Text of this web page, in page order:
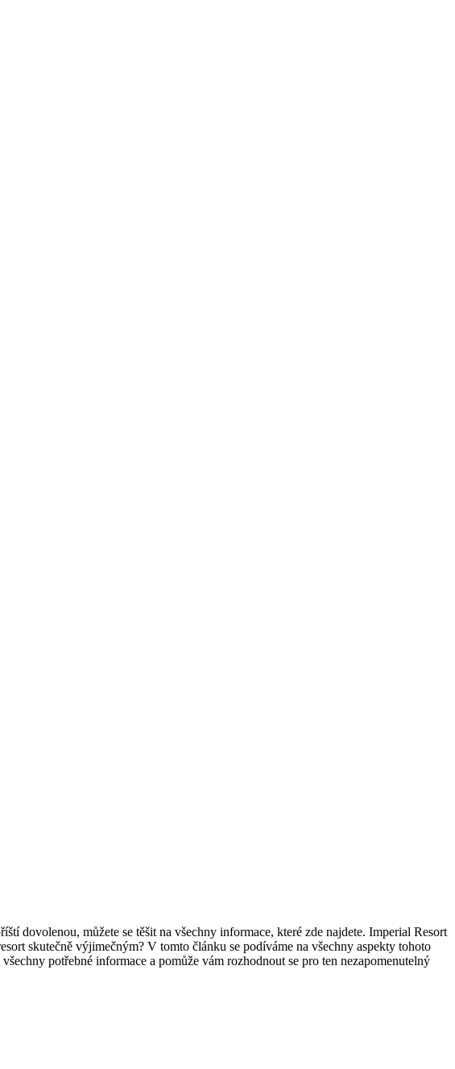
dovolenou, můžete se těšit na všechny informace, které zde najdete. Imperial Resort
skutečně výjimečným? V tomto článku se podíváme na všechny aspekty tohoto
potřebné informace a pomůže vám rozhodnout se pro ten nezapomenutelný